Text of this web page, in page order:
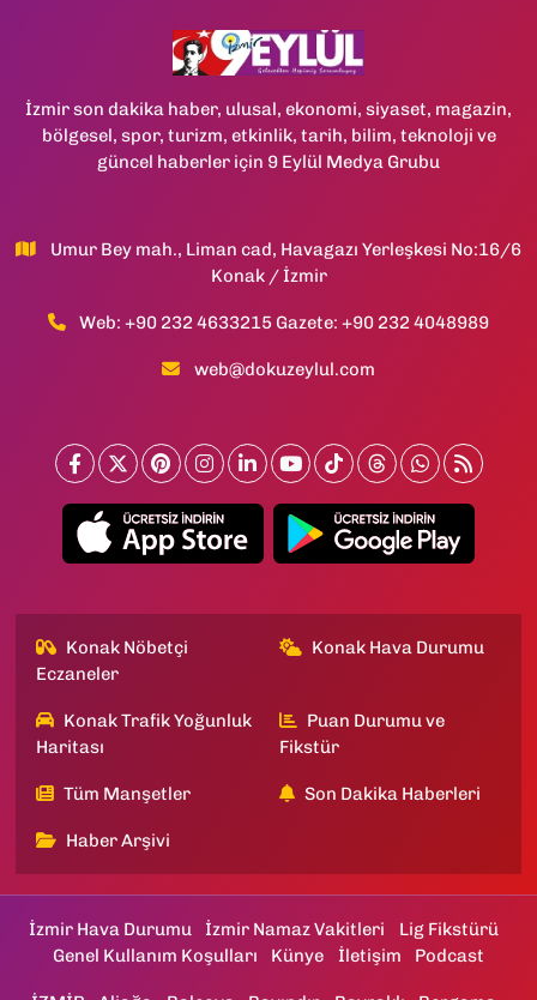
İzmir son dakika haber, ulusal, ekonomi, siyaset, magazin,
bölgesel, spor, turizm, etkinlik, tarih, bilim, teknoloji ve
güncel haberler için 9 Eylül Medya Grubu
Umur Bey mah., Liman cad, Havagazı Yerleşkesi No:16/6
Konak / İzmir
Web: +90 232 4633215 Gazete: +90 232 4048989
web@dokuzeylul.com
Konak Nöbetçi
Eczaneler
Konak Hava Durumu
Konak Trafik Yoğunluk
Haritası
Puan Durumu ve
Fikstür
Tüm Manşetler Son Dakika Haberleri
Haber Arşivi
İzmir Hava Durumu İzmir Namaz Vakitleri
Lig Fikstürü
Genel Kullanım Koşulları
Künye İletişim Podcast